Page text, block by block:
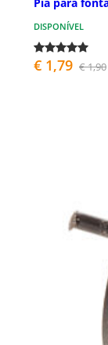
Pia para
DISPONÍVEL
€ 1,79 € 1,90